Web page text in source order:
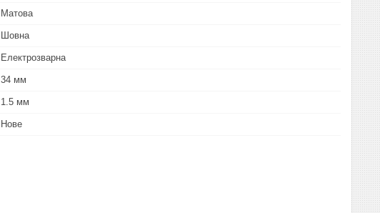
Матова
Шовна
Електрозварна
34 мм
1.5 мм
Нове